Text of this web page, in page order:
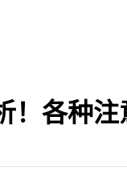
各种注